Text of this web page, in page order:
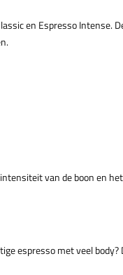
en Espresso Intense.
van de boon en
espresso met veel